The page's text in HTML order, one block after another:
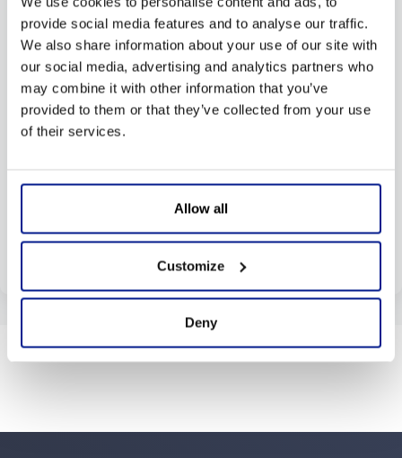
provide social media features and to analyse our traffic.
We also share information about your use of our site with
our social media, advertising and analytics partners who
may combine it with other information that you’ve
provided to them or that they’ve collected from your use
of their services.
Allow all
Customize
Deny
Station balnéaire moderne et agréable
Séjour promo à Lloret de Mar
Un prix de rêve pour un séjour inoubliable